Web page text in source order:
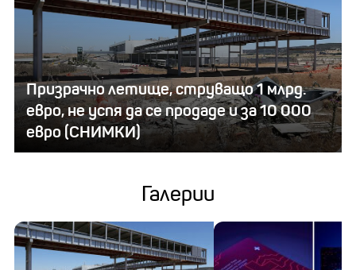
Призрачно летище, струващо 1 млрд.
евро, не успя да се продаде и за 10 000
евро (СНИМКИ)
Галерии